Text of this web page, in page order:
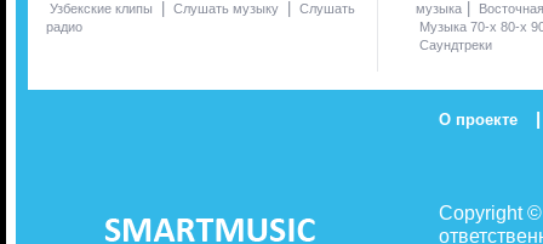
Узбекские клипы Слушать музыку
Слушать
радио
музыка
Музыка 70-х 80-х
Саундтреки
О проекте |
Copyright